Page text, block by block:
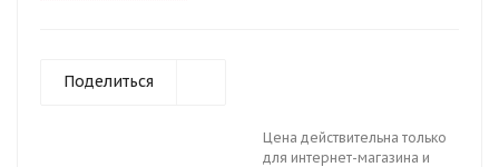
Поделиться
Цена действительна только
для интернет-магазина и